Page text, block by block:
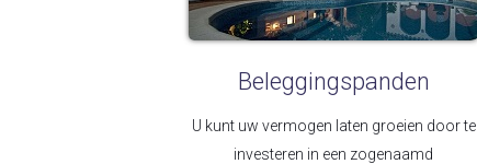
Beleggingspanden
U kunt uw vermogen laten groeien door te
investeren in een zogenaamd